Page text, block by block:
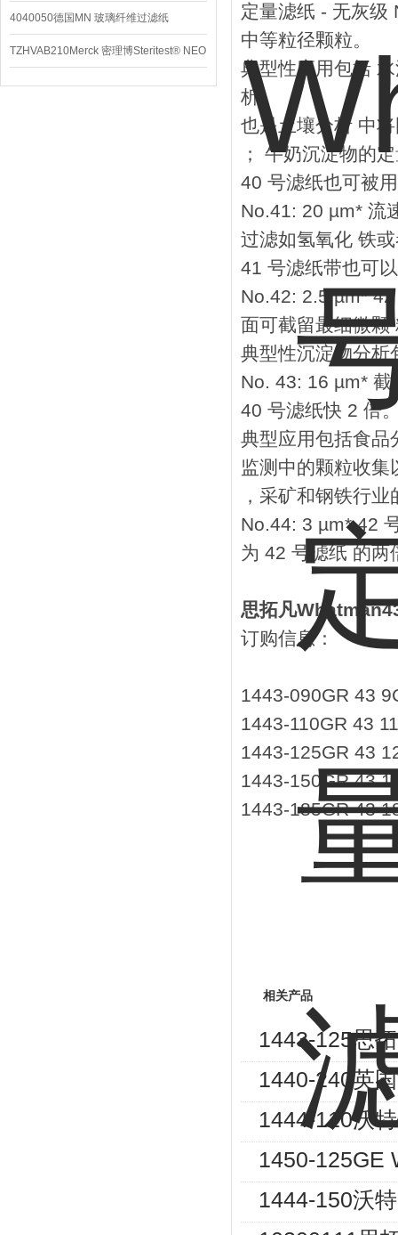
4040050德国MN 玻璃纤维过滤纸
TZHVAB210Merck 密理博Steritest® NEO
设备
定量滤纸 - 无灰级
中等粒径颗粒。
典型性应用包括
析。
也是土壤分析 中
； 牛奶沉淀物的
40 号滤纸也可被
No.41: 20 µm* 流
过滤如氢氧化 铁
41 号滤纸带也可
No.42: 2.5 µm*
面可截留最细微颗
典型性沉淀物分析
No. 43: 16 µm* 截
40 号滤纸快 2 倍
典型应用包括食品
监测中的颗粒收集
，采矿和钢铁行
No.44: 3 µm* 42
为 42 号滤纸 的两
思拓凡
订购信息：
1443-090GR 43
1443-110GR 43
1443-125GR 43
1443-150GR 43
1443-185GR 43
相关产品
1443-125思
1440-240英
1444-110沃
1450-125GE
1444-150沃